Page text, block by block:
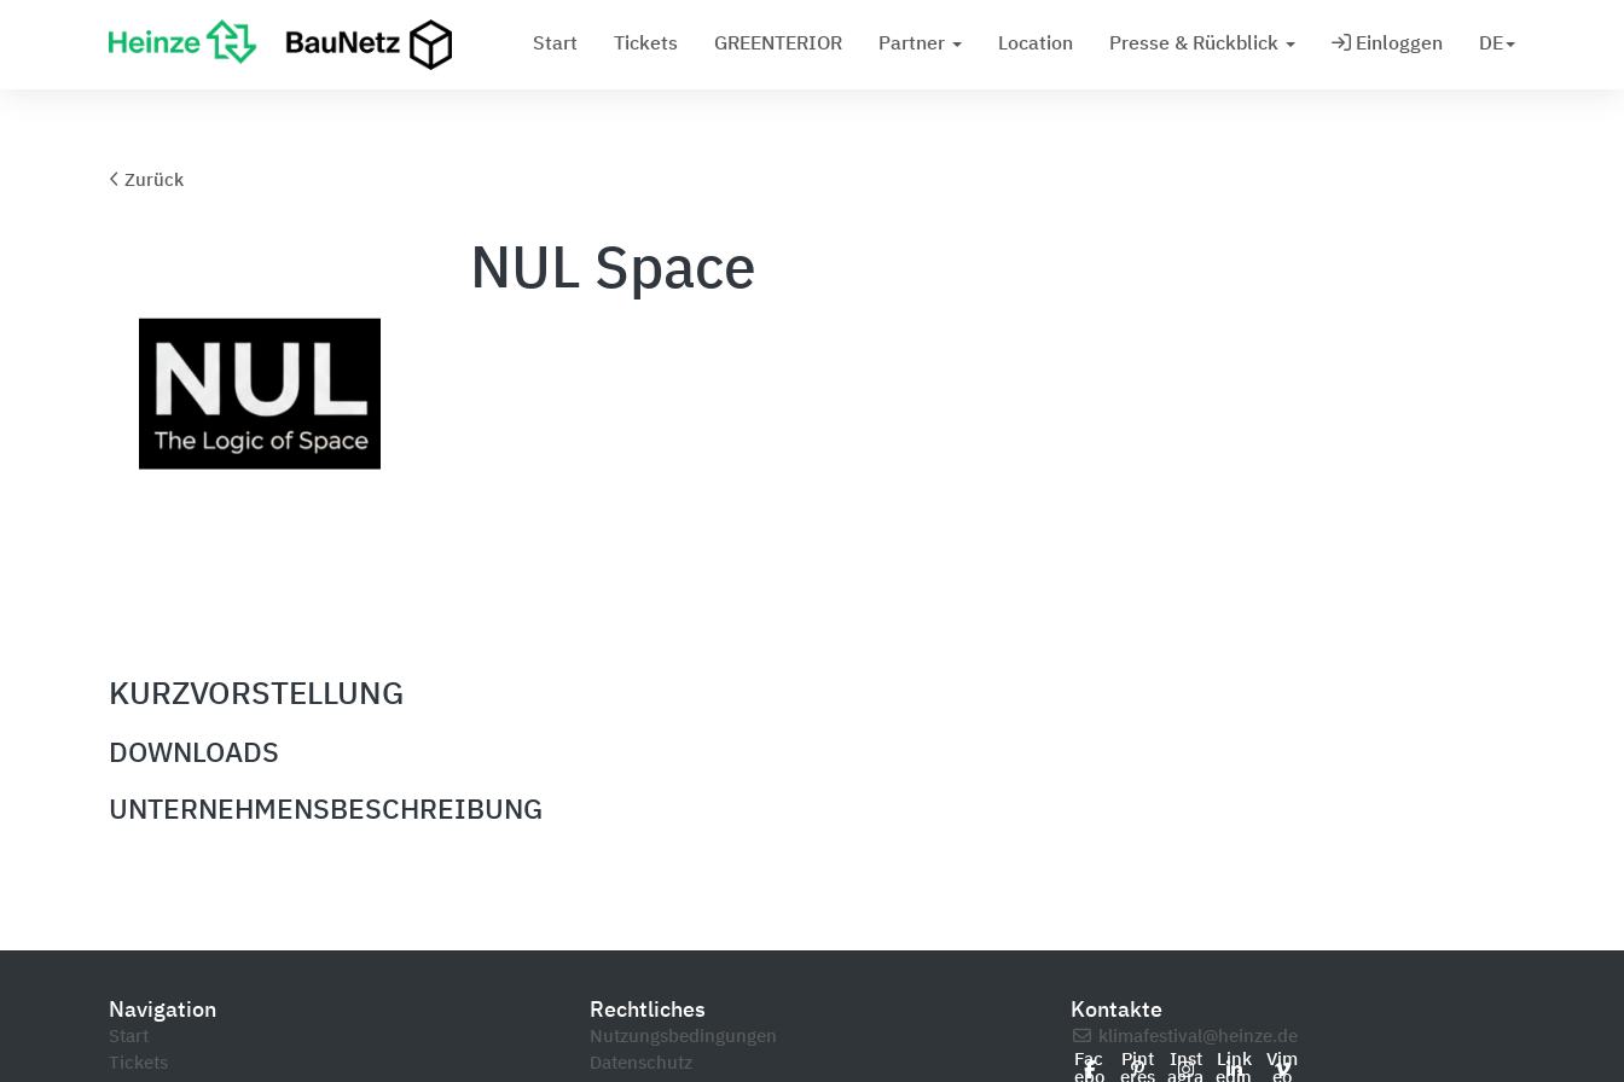
Start Tickets GREENTERIOR Partner Location Presse & Rückblick Einloggen DE
Zurück
NUL Space
KURZVORSTELLUNG
DOWNLOADS
UNTERNEHMENSBESCHREIBUNG
Navigation
Start
Tickets
Rechtliches
Nutzungsbedingungen
Datenschutz
Kontakte
klimafestival@heinze.de
Fac
ebo
Pint
eres
Inst
agra
Link
edin
Vim
eo